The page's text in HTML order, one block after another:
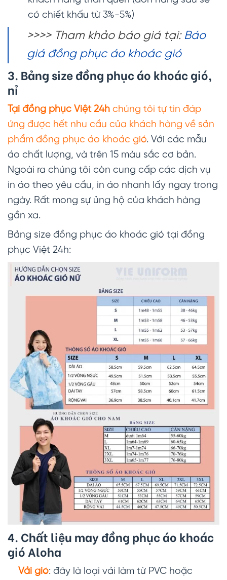
có chiết khấu từ 3%-5%)
>>>> Tham khảo báo giá tại: Báo
giá đồng phục áo khoác gió
3. Bảng size đồng phục áo khoác gió,
nỉ
Tại đồng phục Việt 24h chúng tôi tự tin đáp
ứng được hết nhu cầu của khách hàng về sản
phẩm đồng phục áo khoác gió. Với các mẫu
áo chất lượng, và trên 15 màu sắc cơ bản.
Ngoài ra chúng tôi còn cung cấp các dịch vụ
in áo theo yêu cầu, in áo nhanh lấy ngay trong
ngày. Rất mong sự ủng hộ của khách hàng
gần xa.
Bảng size đồng phục áo khoác gió tại đồng
phục Việt 24h:
4. Chất liệu may đồng phục áo khoác
gió Aloha
Vải gió: đây là loại vải làm từ PVC hoặc